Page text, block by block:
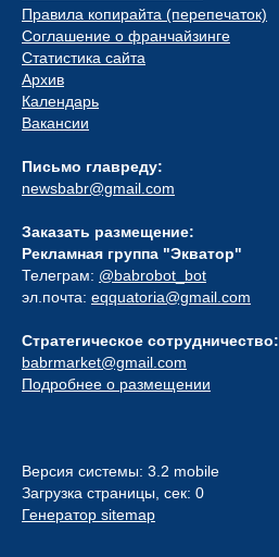
Правила копирайта (перепечаток)
Соглашение о франчайзинге
Статистика сайта
Архив
Календарь
Вакансии
Письмо главреду:
newsbabr@gmail.com
Заказать размещение:
Рекламная группа "Экватор"
Телеграм: @babrobot_bot
эл.почта: eqquatoria@gmail.com
Стратегическое сотрудничество:
babrmarket@gmail.com
Подробнее о размещении
Версия системы: 3.2 mobile
Загрузка страницы, сек: 0
Генератор sitemap